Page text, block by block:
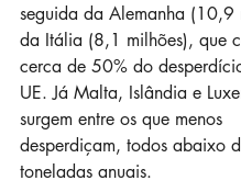
seguida da Alemanha (10,9
da Itália (8,1 milhões), que
cerca de 50% do
UE. Já Malta, Islândia e
surgem entre os que menos
desperdiçam, todos abaixo
toneladas anuais.